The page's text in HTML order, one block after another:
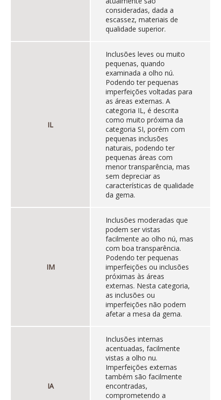
consideradas, dada a
escassez, materiais de
qualidade superior.
IL
Inclusões leves ou muito
pequenas, quando
examinada a olho nú.
Podendo ter pequenas
imperfeições voltadas para
as áreas externas. A
categoria IL, é descrita
como muito próxima da
categoria SI, porém com
pequenas inclusões
naturais, podendo ter
pequenas áreas com
menor transparência, mas
sem depreciar as
características de qualidade
da gema.
IM
Inclusões moderadas que
podem ser vistas
facilmente ao olho nú, mas
com boa transparência.
Podendo ter pequenas
imperfeições ou inclusões
próximas às áreas
externas. Nesta categoria,
as inclusões ou
imperfeições não podem
afetar a mesa da gema.
IA
Inclusões internas
acentuadas, facilmente
vistas a olho nu.
Imperfeições externas
também são facilmente
encontradas,
comprometendo a